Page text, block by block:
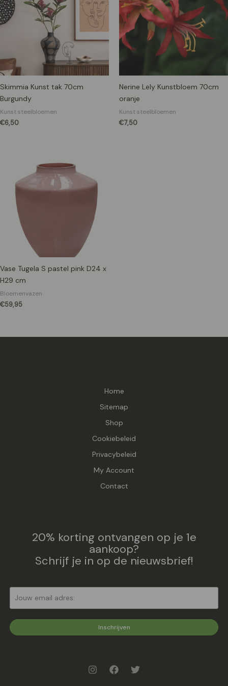
Skimmia Kunst tak 70cm
Burgundy
Kunst steelbloemen
€6,50
Nerine Lely Kunstbloem 70cm
oranje
Kunst steelbloemen
€7,50
Vase Tugela S pastel pink D24 x
H29 cm
Bloemenvazen
€59,95
Home
Sitemap
Shop
Cookiebeleid
Privacybeleid
My Account
Contact
20% korting ontvangen op je 1e
aankoop?
Schrijf je in op de nieuwsbrief!
Inschrijven